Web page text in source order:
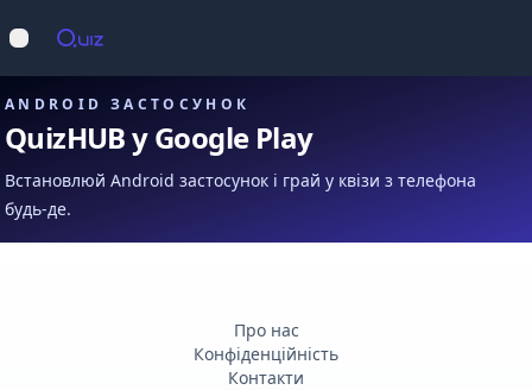
Відкрити меню
ANDROID ЗАСТОСУНОК
QuizHUB у Google Play
Встановлюй Android застосунок і грай у квізи з телефона
будь-де.
Про нас
Конфіденційність
Контакти